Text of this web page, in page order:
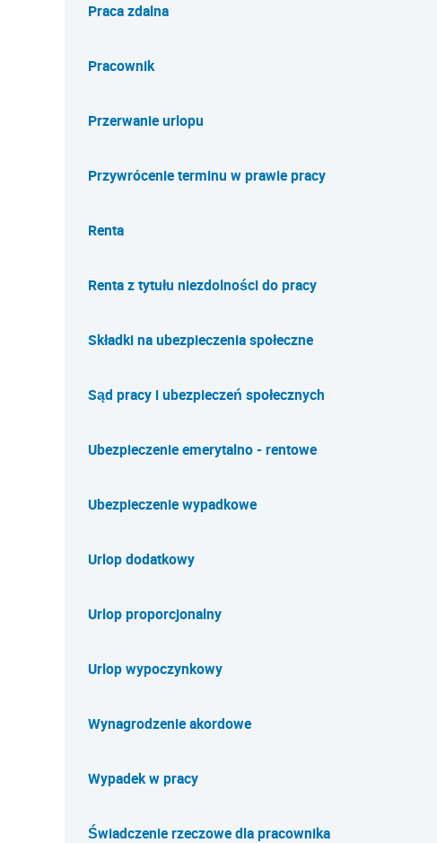
Praca zdalna
Pracownik
Przerwanie urlopu
Przywrócenie terminu w prawie pracy
Renta
Renta z tytułu niezdolności do pracy
Składki na ubezpieczenia społeczne
Sąd pracy i ubezpieczeń społecznych
Ubezpieczenie emerytalno - rentowe
Ubezpieczenie wypadkowe
Urlop dodatkowy
Urlop proporcjonalny
Urlop wypoczynkowy
Wynagrodzenie akordowe
Wypadek w pracy
Świadczenie rzeczowe dla pracownika